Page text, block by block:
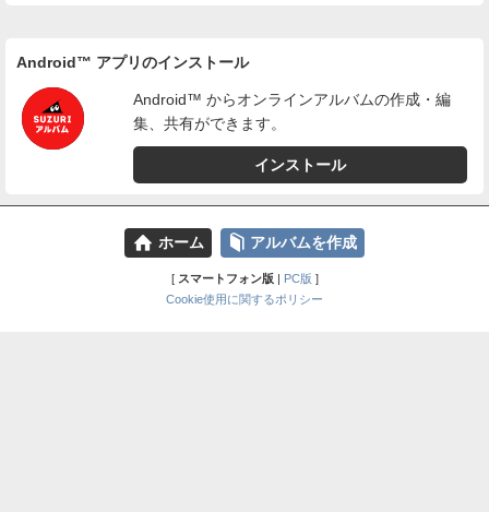
Android™ アプリのインストール
Android™ からオンラインアルバムの作成・編
集、共有ができます。
インストール
⌂ ホーム 📕 アルバムを作成
[ スマートフォン版| PC版 ]
Cookie使用に関するポリシー